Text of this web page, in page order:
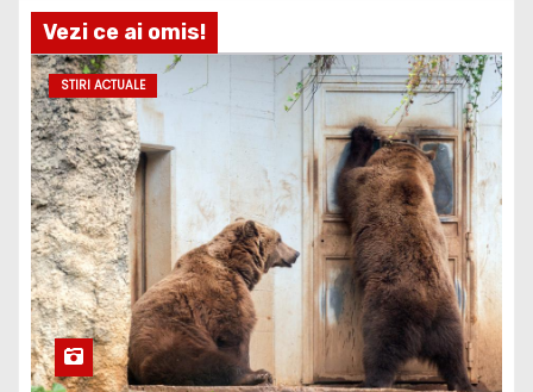
Vezi ce ai omis!
STIRI ACTUALE